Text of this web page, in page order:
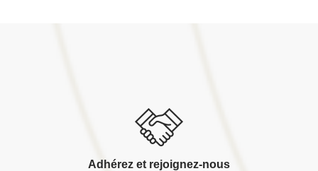
Adhérez et rejoignez-nous